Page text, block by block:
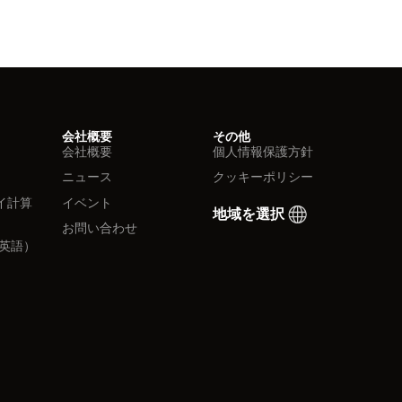
計算
語）
会社概要
会社概要
ニュース
イベント
お問い合わせ
その他
個人情報保護方針
クッキーポリシー
地域を選択